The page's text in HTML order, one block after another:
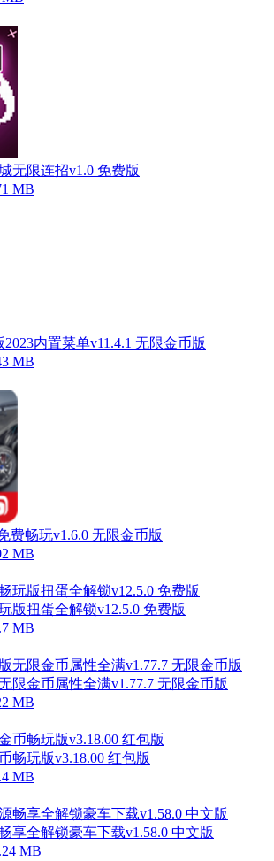
无限连招v1.0 免费版
MB
内置菜单v11.4.1 无限金币版
MB
费畅玩v1.6.0 无限金币版
MB
版扭蛋全解锁v12.5.0 免费版
MB
限金币属性全满v1.77.7 无限金币版
MB
畅玩版v3.18.00 红包版
MB
享全解锁豪车下载v1.58.0 中文版
MB